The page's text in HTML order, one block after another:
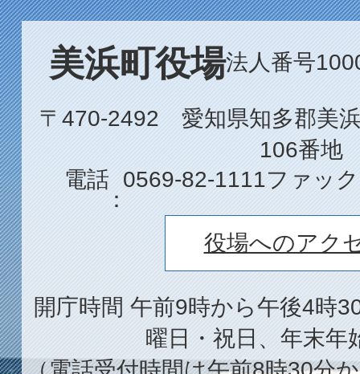
美浜町役場法人番号
〒470-2492 愛知県知多郡美
106番地
電話
0569-82-1111ファッ
役場へのアク
開庁時間 午前9時から午後4時
曜日・祝日、年末年